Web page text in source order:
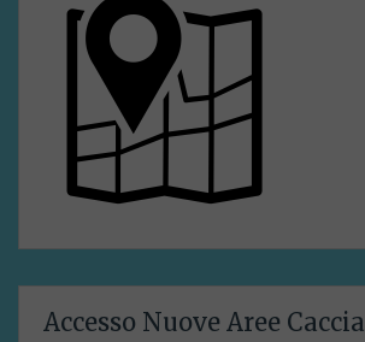
Accesso Nuove Aree Caccia